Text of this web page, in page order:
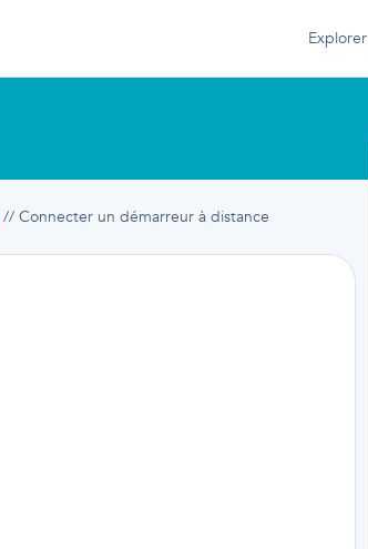
Explorer
Connecter un démarreur à distance